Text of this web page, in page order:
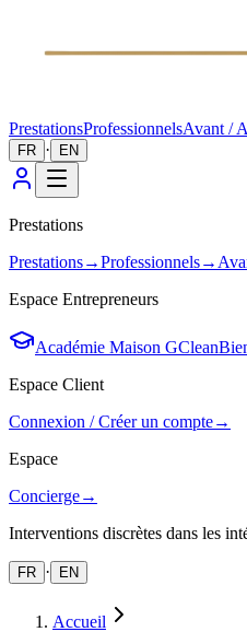
PrestationsProfessionnelsAvant /
FR · EN
Prestations
Prestations→Professionnels→
Espace Entrepreneurs
Académie Maison GClean
Espace Client
Connexion / Créer un compte→
Espace
Concierge→
Interventions discrètes dans les
FR · EN
Accueil